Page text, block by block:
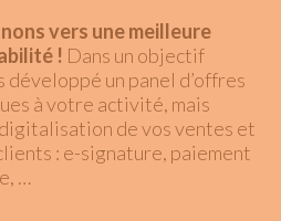
vers une meilleure
! Dans un objectif
développé un panel d’offres
à votre activité, mais
de vos ventes et
: e-signature, paiement
…